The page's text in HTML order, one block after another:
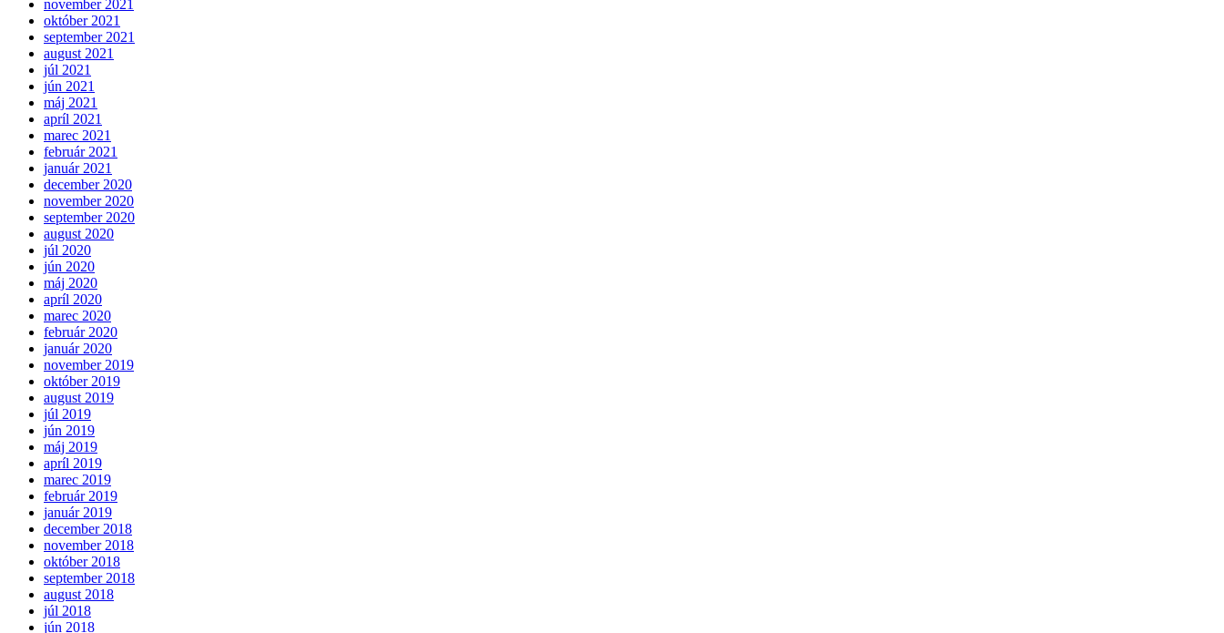
november 2021
október 2021
september 2021
august 2021
júl 2021
jún 2021
máj 2021
apríl 2021
marec 2021
február 2021
január 2021
december 2020
november 2020
september 2020
august 2020
júl 2020
jún 2020
máj 2020
apríl 2020
marec 2020
február 2020
január 2020
november 2019
október 2019
august 2019
júl 2019
jún 2019
máj 2019
apríl 2019
marec 2019
február 2019
január 2019
december 2018
november 2018
október 2018
september 2018
august 2018
júl 2018
jún 2018